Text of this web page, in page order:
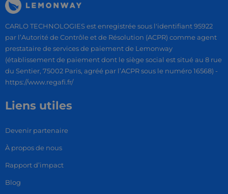
CARLO TECHNOLOGIES est enregistrée sous l'identifiant 95922
par l’Autorité de Contrôle et de Résolution (ACPR) comme agent
prestataire de services de paiement de Lemonway
(établissement de paiement dont le siège social est situé au 8 rue
du Sentier, 75002 Paris, agréé par l’ACPR sous le numéro 16568) -
https://www.regafi.fr/
Liens utiles
Devenir partenaire
À propos de nous
Rapport d’impact
Blog